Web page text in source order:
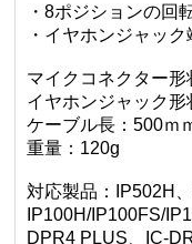
・8ポジションの回
・イヤホンジャッ
マイクコネクター
イヤホンジャック
ケーブル長：500ｍ
重量：120g
対応製品：IP502H
IP100H/IP100FS/
DPR4 PLUS、IC-